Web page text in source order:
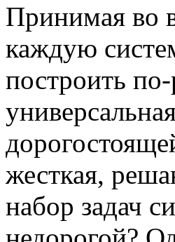
Принимая во
каждую
построить
жесткая,
набор задач